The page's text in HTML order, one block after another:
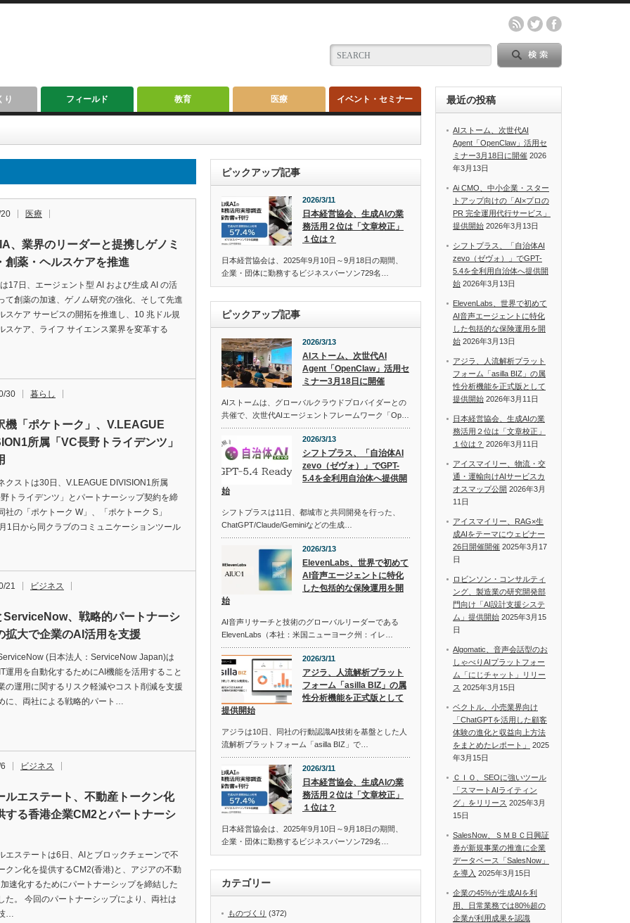
り フィールド 教育 医療 イベント・セミナー
医療
、業界のリーダーと提携しゲノミ
創薬・ヘルスケアを推進
17日、エージェント型 AI および生成 AI の活
て創薬の加速、ゲノム研究の強化、そして先進
スケア サービスの開拓を推進し、10 兆ドル規
スケア、ライフ サイエンス業界を変革する
30 暮らし
機「ポケトーク」、V.LEAGUE
所属「VC長野トライデンツ」
クストは30日、V.LEAGUE DIVISION1所属
野トライデンツ」とパートナーシップ契約を締
社の「ポケトーク W」、「ポケトーク S」
1日から同クラブのコミュニケーションツール
21 ビジネス
ServiceNow、戦略的パートナーシ
拡大で企業のAI活用を支援
(日本法人：ServiceNow Japan)は
運用を自動化するためにAI機能を活用すること
の運用に関するリスク軽減やコスト削減を支援
に、両社による戦略的パート…
ビジネス
ルエステート、不動産トークン化
する香港企業CM2とパートナーシ
エステートは6日、AIとブロックチェーンで不
クン化を提供するCM2(香港)と、アジアの不動
速化するためにパートナーシップを締結した
た。 今回のパートナーシップにより、両社は
…
ピックアップ記事
2026/3/11
日本経営協会、生成AIの業
務活用２位は「文章校正」
１位は？
日本経営協会は、2025年9月10日～9月18日の期間、
企業・団体に勤務するビジネスパーソン729名…
ピックアップ記事
2026/3/13
AIストーム、次世代AI
Agent「OpenClaw」活用セ
ミナー3月18日に開催
AIストームは、グローバルクラウドプロバイダーとの
共催で、次世代AIエージェントフレームワーク「Op…
2026/3/13
シフトプラス、「自治体AI
zevo（ゼヴォ）」でGPT-
5.4を全利用自治体へ提供開
始
シフトプラスは11日、都城市と共同開発を行った、
ChatGPT/Claude/Geminiなどの生成…
2026/3/13
ElevenLabs、世界で初めて
AI音声エージェントに特化
した包括的な保険運用を開
始
AI音声リサーチと技術のグローバルリーダーである
ElevenLabs（本社：米国ニューヨーク州：イレ…
2026/3/11
アジラ、人流解析プラット
フォーム「asilla BIZ」の属
性分析機能を正式版として
提供開始
アジラは10日、同社の行動認識AI技術を基盤とした人
流解析プラットフォーム「asilla BIZ」で…
2026/3/11
日本経営協会、生成AIの業
務活用２位は「文章校正」
１位は？
日本経営協会は、2025年9月10日～9月18日の期間、
企業・団体に勤務するビジネスパーソン729名…
カテゴリー
ものづくり (372)
最近の投稿
AIストーム、次世代AI
Agent「OpenClaw」活用セ
ミナー3月18日に開催 2026
年3月13日
Ai CMO、中小企業・スター
トアップ向けの「AI×プロの
PR 完全運用代行サービス」
提供開始 2026年3月13日
シフトプラス、「自治体AI
zevo（ゼヴォ）」でGPT-
5.4を全利用自治体へ提供開
始 2026年3月13日
ElevenLabs、世界で初めて
AI音声エージェントに特化
した包括的な保険運用を開
始 2026年3月13日
アジラ、人流解析プラット
フォーム「asilla BIZ」の属
性分析機能を正式版として
提供開始 2026年3月11日
日本経営協会、生成AIの業
務活用２位は「文章校正」
１位は？ 2026年3月11日
アイスマイリー、物流・交
通・運輸向けAIサービスカ
オスマップ公開 2026年3月
11日
アイスマイリー、RAG×生
成AIをテーマにウェビナー
26日開催開催 2025年3月17
日
ロビンソン・コンサルティ
ング、製造業の研究開発部
門向け「AI設計支援システ
ム」提供開始 2025年3月15
日
Algomatic、音声会話型のお
しゃべりAIプラットフォー
ム「にじチャット」リリー
ス 2025年3月15日
ベクトル、小売業界向け
「ChatGPTを活用した顧客
体験の進化と収益向上方法
をまとめたレポート」
2025
年3月15日
ＣＩＯ、SEOに強いツール
「スマートAIライティン
グ」をリリース 2025年3月
15日
SalesNow、ＳＭＢＣ日興証
券が新規事業の推進に企業
データベース「SalesNow」
を導入 2025年3月15日
企業の45%が生成AIを利
用、日常業務では80%超の
企業が利用成果を認識